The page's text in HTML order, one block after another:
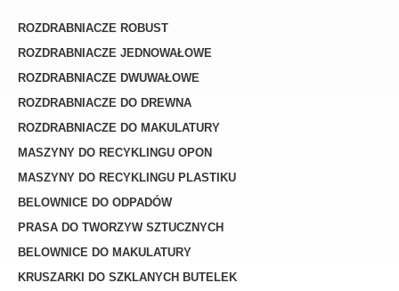
ROZDRABNIACZE ROBUST
ROZDRABNIACZE JEDNOWAŁOWE
ROZDRABNIACZE DWUWAŁOWE
ROZDRABNIACZE DO DREWNA
ROZDRABNIACZE DO MAKULATURY
MASZYNY DO RECYKLINGU OPON
MASZYNY DO RECYKLINGU PLASTIKU
BELOWNICE DO ODPADÓW
PRASA DO TWORZYW SZTUCZNYCH
BELOWNICE DO MAKULATURY
KRUSZARKI DO SZKLANYCH BUTELEK